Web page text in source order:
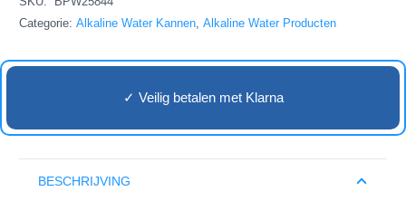
Categorie: Alkaline Water Kannen, Alkaline Water Producten
✓ Veilig betalen met Klarna
BESCHRIJVING